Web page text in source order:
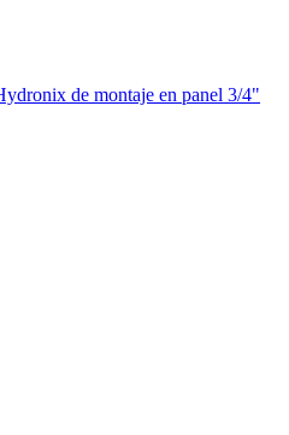
de montaje en panel 3/4"